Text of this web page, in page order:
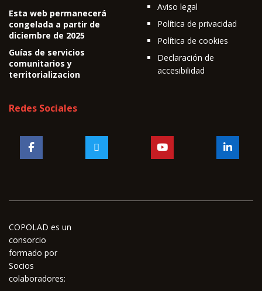
Esta web permanecerá
congelada a partir de
diciembre de 2025
Guías de servicios
comunitarios y
territorializacion
Aviso legal
Política de privacidad
Política de cookies
Declaración de
accesibilidad
Redes Sociales
COPOLAD es un
consorcio
formado por
Socios
colaboradores: